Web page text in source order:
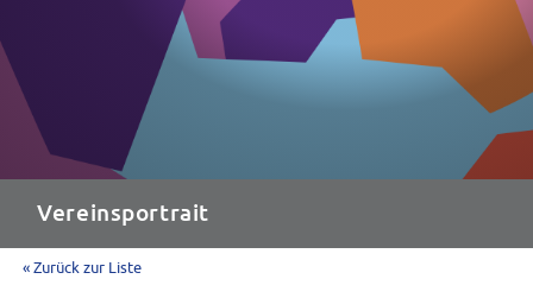
Vereinsportrait
« Zurück zur Liste